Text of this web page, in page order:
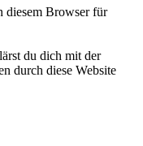
diesem Browser für
du dich mit der
durch diese Website